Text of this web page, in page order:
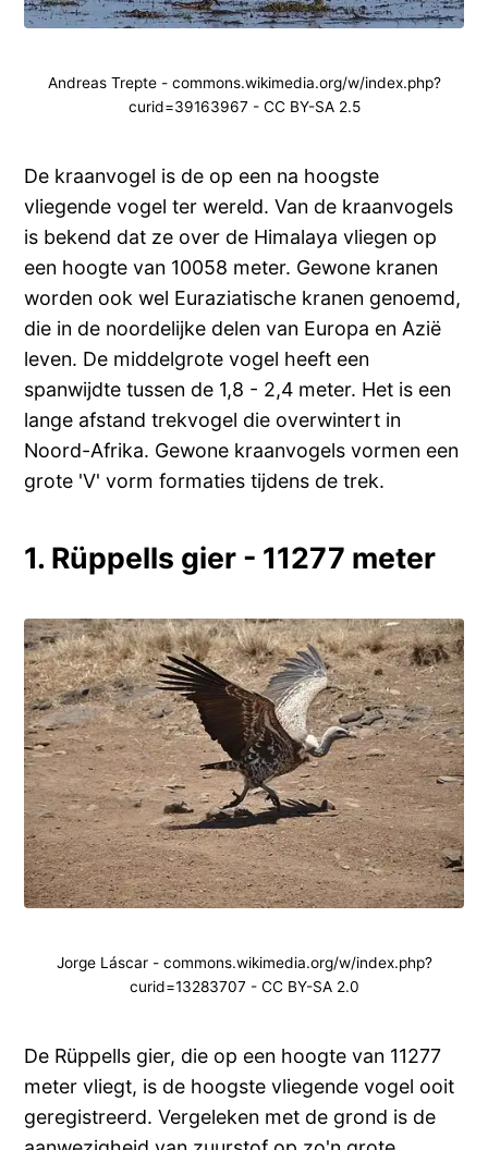
Andreas Trepte - commons.wikimedia.org/w/index.php?
curid=39163967 - CC BY-SA 2.5
De kraanvogel is de op een na hoogste
vliegende vogel ter wereld. Van de kraanvogels
is bekend dat ze over de Himalaya vliegen op
een hoogte van 10058 meter. Gewone kranen
worden ook wel Euraziatische kranen genoemd,
die in de noordelijke delen van Europa en Azië
leven. De middelgrote vogel heeft een
spanwijdte tussen de 1,8 - 2,4 meter. Het is een
lange afstand trekvogel die overwintert in
Noord-Afrika. Gewone kraanvogels vormen een
grote 'V' vorm formaties tijdens de trek.
1. Rüppells gier - 11277 meter
Jorge Láscar - commons.wikimedia.org/w/index.php?
curid=13283707 - CC BY-SA 2.0
De Rüppells gier, die op een hoogte van 11277
meter vliegt, is de hoogste vliegende vogel ooit
geregistreerd. Vergeleken met de grond is de